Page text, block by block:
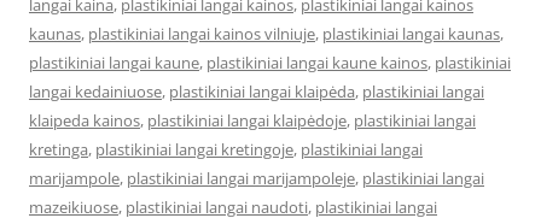
langai kaina, plastikiniai langai kainos, plastikiniai langai kainos
kaunas, plastikiniai langai kainos vilniuje, plastikiniai langai kaunas,
plastikiniai langai kaune, plastikiniai langai kaune kainos, plastikiniai
langai kedainiuose, plastikiniai langai klaipėda, plastikiniai langai
klaipeda kainos, plastikiniai langai klaipėdoje, plastikiniai langai
kretinga, plastikiniai langai kretingoje, plastikiniai langai
marijampole, plastikiniai langai marijampoleje, plastikiniai langai
mazeikiuose, plastikiniai langai naudoti, plastikiniai langai